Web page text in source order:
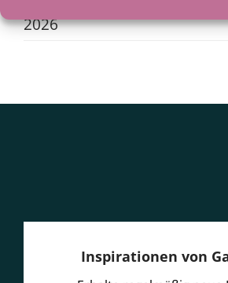
2026
Inspirationen von